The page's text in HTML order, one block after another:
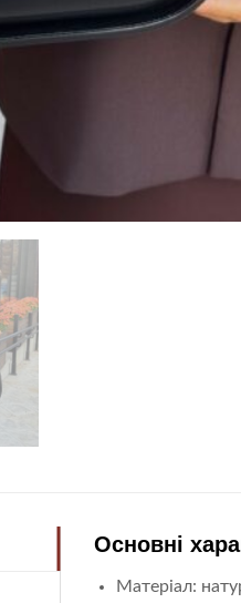
Основні
Матеріал: